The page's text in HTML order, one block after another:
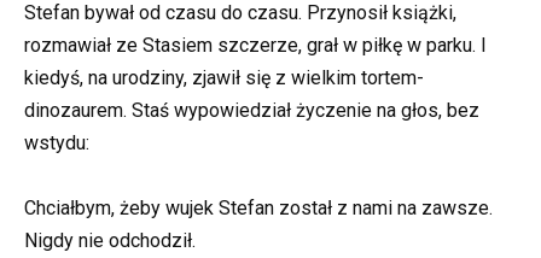
Stefan bywał od czasu do czasu. Przynosił książki,
rozmawiał ze Stasiem szczerze, grał w piłkę w parku. I
kiedyś, na urodziny, zjawił się z wielkim tortem-
dinozaurem. Staś wypowiedział życzenie na głos, bez
wstydu:
Chciałbym, żeby wujek Stefan został z nami na zawsze.
Nigdy nie odchodził.